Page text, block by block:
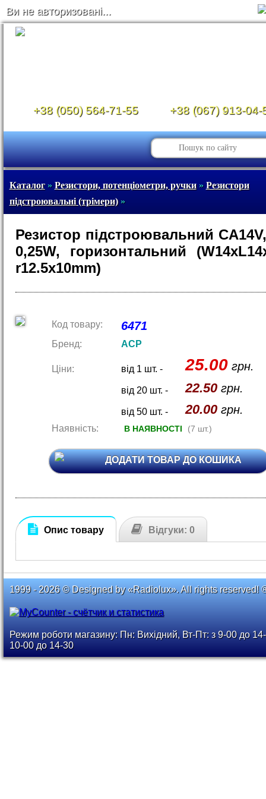
Ви не авторизовані...
+38 (050) 564-71-55 +38 (067) 913-04-
Каталог» Резистори, потенціометри, ручки» Резистори
підстроювальні (трімери)»
Резистор підстроювальний
0,25W, горизонтальний
r12.5x10mm)
Код товару: 6471
Бренд: ACP
Ціни: від 1 шт. - 25.00грн.
від 20 шт. - 22.50грн.
від 50 шт. - 20.00грн.
Наявність: В НАЯВНОСТІ (7 шт.)
ДОДАТИ ТОВАР ДО КОШИКА
Опис товару Відгуки: 0
1999 - 2026 © Designed by «Radiolux». All rights reserved!
Режим роботи магазину: Пн: Вихідний, Вт-Пт: з 9-00 до
10-00 до 14-30